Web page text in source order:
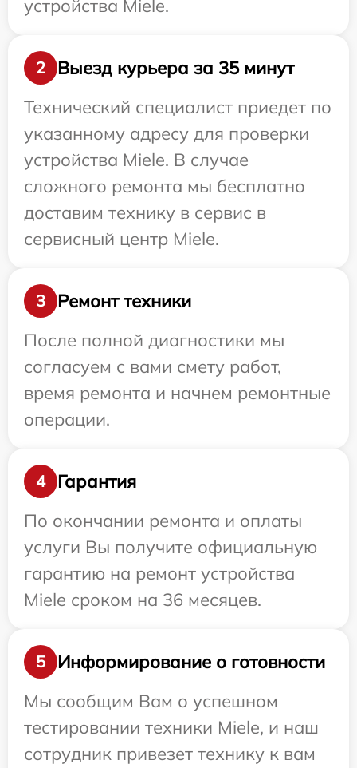
устройства Miele.
2
Выезд курьера за 35 минут
Технический специалист приедет по
указанному адресу для проверки
устройства Miele. В случае
сложного ремонта мы бесплатно
доставим технику в сервис в
сервисный центр Miele.
3
Ремонт техники
После полной диагностики мы
согласуем с вами смету работ,
время ремонта и начнем ремонтные
операции.
4
Гарантия
По окончании ремонта и оплаты
услуги Вы получите официальную
гарантию на ремонт устройства
Miele сроком на 36 месяцев.
5
Информирование о готовности
Мы сообщим Вам о успешном
тестировании техники Miele, и наш
сотрудник привезет технику к вам